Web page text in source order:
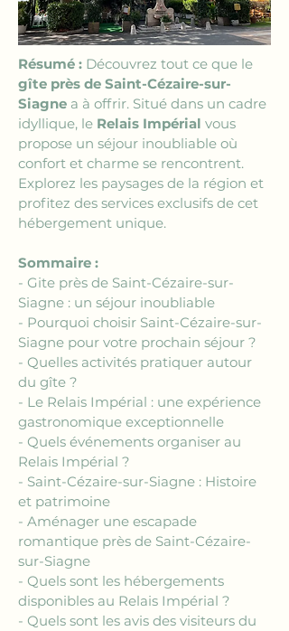
Résumé : Découvrez tout ce que le
gîte près de Saint-Cézaire-sur-
Siagne a à offrir. Situé dans un cadre
idyllique, le Relais Impérial vous
propose un séjour inoubliable où
confort et charme se rencontrent.
Explorez les paysages de la région et
profitez des services exclusifs de cet
hébergement unique.
Sommaire :
- Gite près de Saint-Cézaire-sur-
Siagne : un séjour inoubliable
- Pourquoi choisir Saint-Cézaire-sur-
Siagne pour votre prochain séjour ?
- Quelles activités pratiquer autour
du gîte ?
- Le Relais Impérial : une expérience
gastronomique exceptionnelle
- Quels événements organiser au
Relais Impérial ?
- Saint-Cézaire-sur-Siagne : Histoire
et patrimoine
- Aménager une escapade
romantique près de Saint-Cézaire-
sur-Siagne
- Quels sont les hébergements
disponibles au Relais Impérial ?
- Quels sont les avis des visiteurs du